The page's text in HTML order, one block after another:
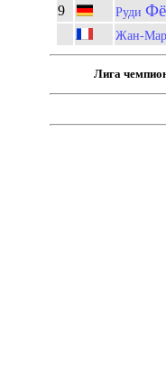
9
Руди
Жан-
Лига